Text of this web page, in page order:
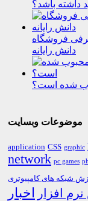
داشته باشد؟
فروشگاه
دانش رایانه
شده است؟
موضوعات وبسایت
application CSS graphic
network pc games
شبکه های کامپیوتری
افزار اخبار